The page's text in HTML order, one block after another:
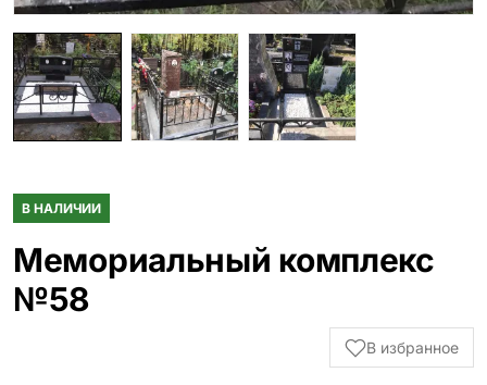
24 модели
Наши работы
145 моделей
В НАЛИЧИИ
Мемориальный комплекс
№58
В избранное